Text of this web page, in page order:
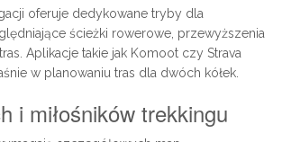
oferuje dedykowane tryby dla
ścieżki rowerowe, przewyższenia
Aplikacje takie jak Komoot czy Strava
w planowaniu tras dla dwóch kółek.
i miłośników trekkingu